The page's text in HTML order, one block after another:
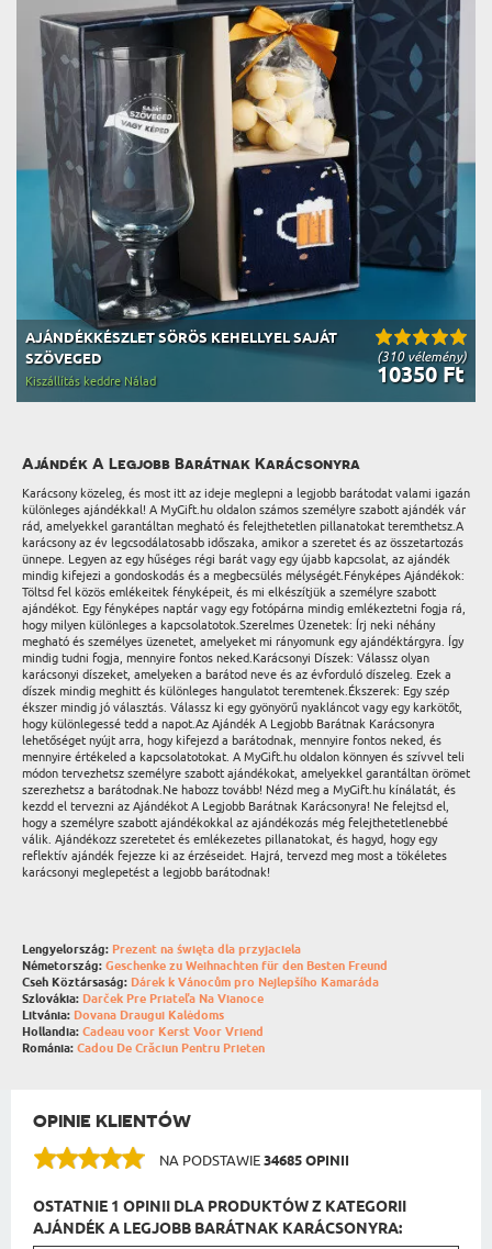
(310 vélemény)
AJÁNDÉKKÉSZLET SÖRÖS KEHELLYEL SAJÁT
SZÖVEGED
10350 Ft
Kiszállítás keddre Nálad
Ajándék A Legjobb Barátnak Karácsonyra
Karácsony közeleg, és most itt az ideje meglepni a legjobb barátodat valami igazán
különleges ajándékkal! A MyGift.hu oldalon számos személyre szabott ajándék vár
rád, amelyekkel garantáltan megható és felejthetetlen pillanatokat teremthetsz.A
karácsony az év legcsodálatosabb időszaka, amikor a szeretet és az összetartozás
ünnepe. Legyen az egy hűséges régi barát vagy egy újabb kapcsolat, az ajándék
mindig kifejezi a gondoskodás és a megbecsülés mélységét.Fényképes Ajándékok:
Töltsd fel közös emlékeitek fényképeit, és mi elkészítjük a személyre szabott
ajándékot. Egy fényképes naptár vagy egy fotópárna mindig emlékeztetni fogja rá,
hogy milyen különleges a kapcsolatotok.Szerelmes Üzenetek: Írj neki néhány
megható és személyes üzenetet, amelyeket mi rányomunk egy ajándéktárgyra. Így
mindig tudni fogja, mennyire fontos neked.Karácsonyi Díszek: Válassz olyan
karácsonyi díszeket, amelyeken a barátod neve és az évforduló díszeleg. Ezek a
díszek mindig meghitt és különleges hangulatot teremtenek.Ékszerek: Egy szép
ékszer mindig jó választás. Válassz ki egy gyönyörű nyakláncot vagy egy karkötőt,
hogy különlegessé tedd a napot.Az Ajándék A Legjobb Barátnak Karácsonyra
lehetőséget nyújt arra, hogy kifejezd a barátodnak, mennyire fontos neked, és
mennyire értékeled a kapcsolatotokat. A MyGift.hu oldalon könnyen és szívvel teli
módon tervezhetsz személyre szabott ajándékokat, amelyekkel garantáltan örömet
szerezhetsz a barátodnak.Ne habozz tovább! Nézd meg a MyGift.hu kínálatát, és
kezdd el tervezni az Ajándékot A Legjobb Barátnak Karácsonyra! Ne felejtsd el,
hogy a személyre szabott ajándékokkal az ajándékozás még felejthetetlenebbé
válik. Ajándékozz szeretetet és emlékezetes pillanatokat, és hagyd, hogy egy
reflektív ajándék fejezze ki az érzéseidet. Hajrá, tervezd meg most a tökéletes
karácsonyi meglepetést a legjobb barátodnak!
Lengyelország: Prezent na święta dla przyjaciela
Németország: Geschenke zu Weihnachten für den Besten Freund
Cseh Köztársaság: Dárek k Vánocům pro Nejlepšího Kamaráda
Szlovákia: Darček Pre Priateľa Na Vianoce
Litvánia: Dovana Draugui Kalėdoms
Hollandia: Cadeau voor Kerst Voor Vriend
Románia: Cadou De Crăciun Pentru Prieten
OPINIE KLIENTÓW
NA PODSTAWIE34685 OPINII
OSTATNIE 1 OPINII DLA PRODUKTÓW Z KATEGORII
AJÁNDÉK A LEGJOBB BARÁTNAK KARÁCSONYRA: